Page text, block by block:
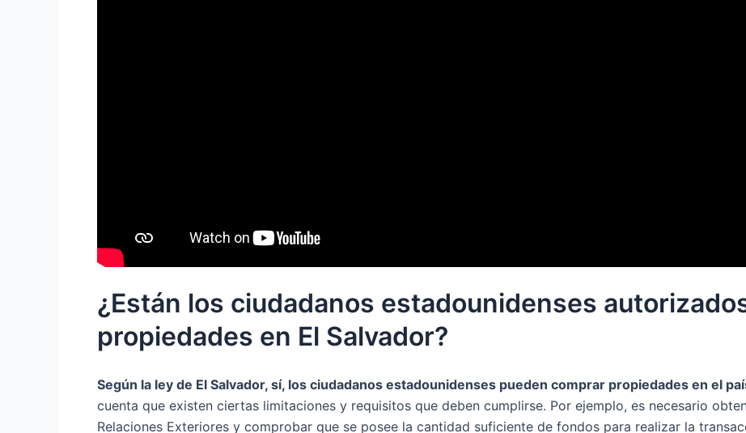
¿Están los ciudadanos estadounidenses
propiedades en El Salvador?
Según la ley de El Salvador, sí, los ciudadanos estadounidenses pueden comprar propiedades en el
cuenta que existen ciertas limitaciones y requisitos que deben cumplirse. Por ejemplo, es necesario
Relaciones Exteriores y comprobar que se posee la cantidad suficiente de fondos para realizar la